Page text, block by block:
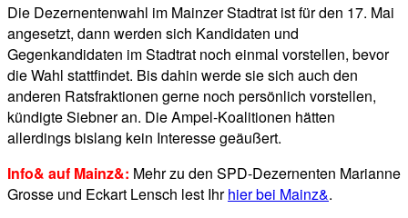
Die Dezernentenwahl im Mainzer Stadtrat ist für den 17. Mai
angesetzt, dann werden sich Kandidaten und
Gegenkandidaten im Stadtrat noch einmal vorstellen, bevor
die Wahl stattfindet. Bis dahin werde sie sich auch den
anderen Ratsfraktionen gerne noch persönlich vorstellen,
kündigte Siebner an. Die Ampel-Koalitionen hätten
allerdings bislang kein Interesse geäußert.
Info& auf Mainz&: Mehr zu den SPD-Dezernenten Marianne
Grosse und Eckart Lensch lest Ihrhier bei Mainz&.